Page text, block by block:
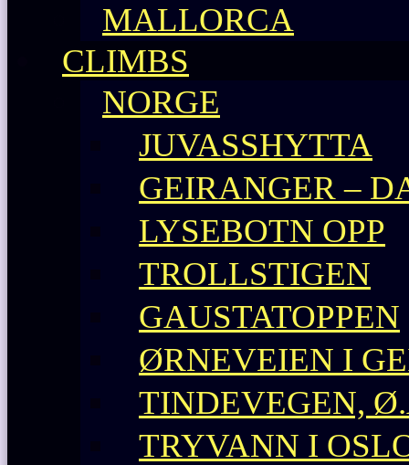
MALLORCA
CLIMBS
NORGE
JUVASSHYTTA
GEIRANGER –
LYSEBOTN OPP
TROLLSTIGEN
GAUSTATOPPEN
ØRNEVEIEN I
TINDEVEGEN,
TRYVANN I